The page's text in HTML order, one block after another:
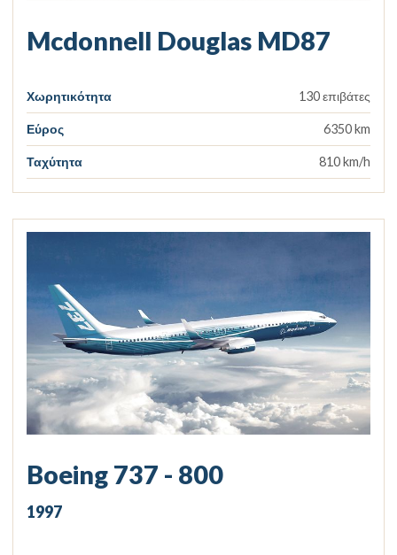
Mcdonnell Douglas MD87
Χωρητικότητα 130 επιβάτες
Εύρος 6350 km
Ταχύτητα 810 km/h
Boeing 737 - 800
1997